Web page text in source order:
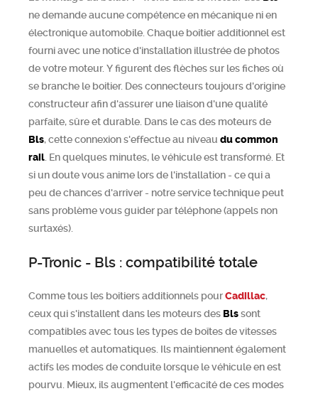
ne demande aucune compétence en mécanique ni en
électronique automobile. Chaque boitier additionnel est
fourni avec une notice d'installation illustrée de photos
de votre moteur. Y figurent des flèches sur les fiches où
se branche le boitier. Des connecteurs toujours d'origine
constructeur afin d'assurer une liaison d'une qualité
parfaite, sûre et durable. Dans le cas des moteurs de
Bls, cette connexion s'effectue au niveau du common
rail . En quelques minutes, le véhicule est transformé. Et
si un doute vous anime lors de l'installation - ce qui a
peu de chances d'arriver - notre service technique peut
sans problème vous guider par téléphone (appels non
surtaxés).
P-Tronic - Bls : compatibilité totale
Comme tous les boitiers additionnels pourCadillac,
ceux qui s'installent dans les moteurs des Blssont
compatibles avec tous les types de boîtes de vitesses
manuelles et automatiques. Ils maintiennent également
actifs les modes de conduite lorsque le véhicule en est
pourvu. Mieux, ils augmentent l'efficacité de ces modes